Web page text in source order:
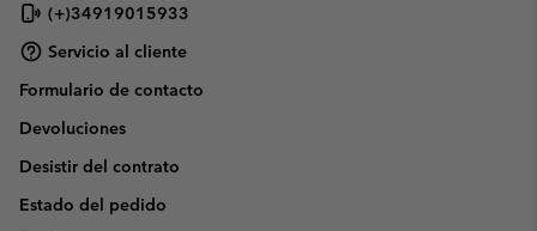
(+)34919015933
Servicio al cliente
Formulario de contacto
Devoluciones
Desistir del contrato
Estado del pedido